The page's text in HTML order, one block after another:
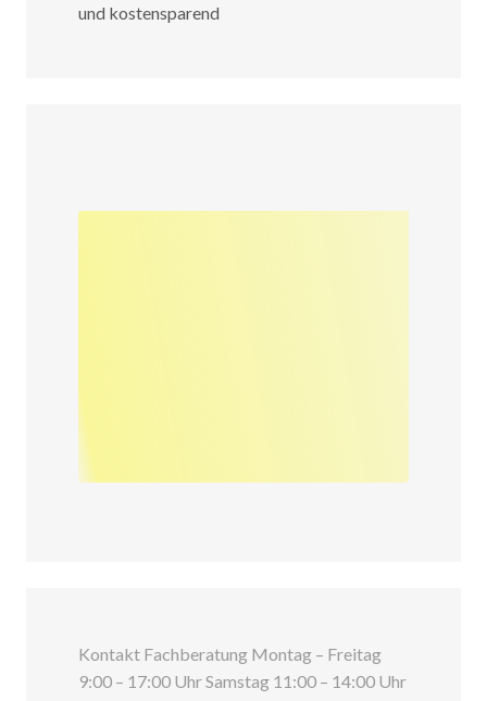
und kostensparend
Kontakt Fachberatung Montag – Freitag
9:00 – 17:00 Uhr Samstag 11:00 – 14:00 Uhr